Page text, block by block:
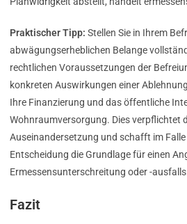
Praktischer Tipp: Stellen Sie in Ihrem
abwägungserheblichen Belange
rechtlichen Voraussetzungen der
konkreten Auswirkungen einer
Ihre Finanzierung und das öffentliche
Wohnraumversorgung. Dies verpflichtet
Auseinandersetzung und schafft im Falle
Entscheidung die Grundlage für einen
Ermessensunterschreitung oder -
Fazit